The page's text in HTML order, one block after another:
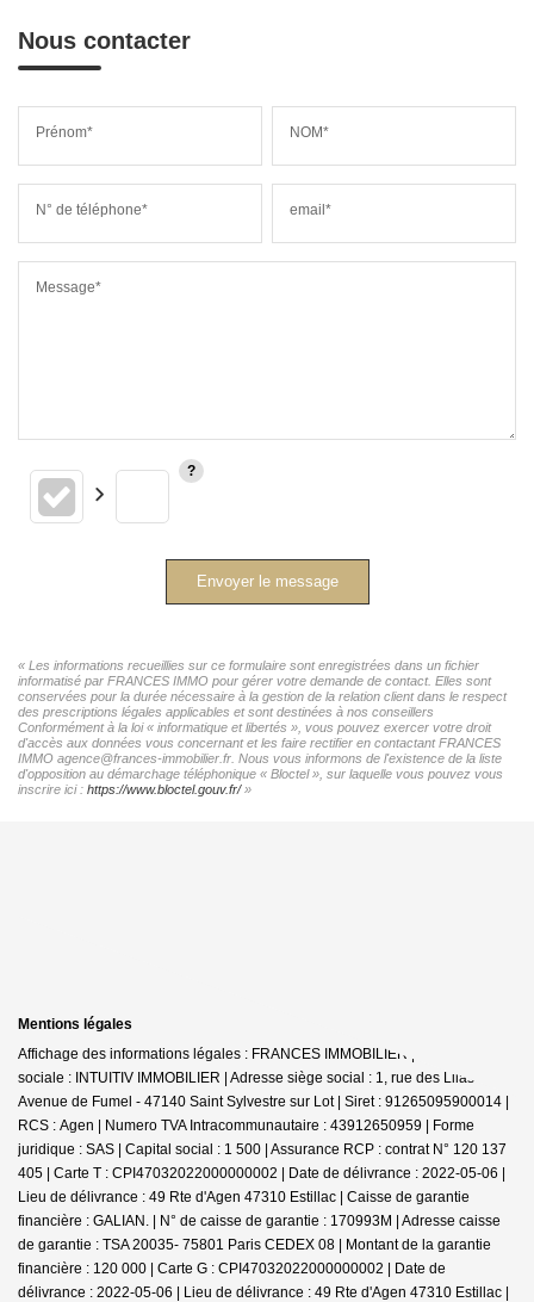
Nous contacter
Prénom* NOM*
N° de téléphone* email*
Message*
Envoyer le message
« Les informations recueillies sur ce formulaire sont enregistrées dans un fichier
informatisé par FRANCES IMMO pour gérer votre demande de contact. Elles sont
conservées pour la durée nécessaire à la gestion de la relation client dans le respect
des prescriptions légales applicables et sont destinées à nos conseillers
Conformément à la loi « informatique et libertés », vous pouvez exercer votre droit
d'accès aux données vous concernant et les faire rectifier en contactant FRANCES
IMMO agence@frances-immobilier.fr. Nous vous informons de l'existence de la liste
d'opposition au démarchage téléphonique « Bloctel », sur laquelle vous pouvez vous
inscrire ici : https://www.bloctel.gouv.fr/»
Mentions légales
Affichage des informations légales : FRANCES IMMOBILIER | Raison
sociale : INTUITIV IMMOBILIER | Adresse siège social : 1, rue des Lilas -
Avenue de Fumel - 47140 Saint Sylvestre sur Lot | Siret : 91265095900014 |
RCS : Agen | Numero TVA Intracommunautaire : 43912650959 | Forme
juridique : SAS | Capital social : 1 500 | Assurance RCP : contrat N° 120 137
405 | Carte T : CPI47032022000000002 | Date de délivrance : 2022-05-06 |
Lieu de délivrance : 49 Rte d'Agen 47310 Estillac | Caisse de garantie
financière : GALIAN. | N° de caisse de garantie : 170993M | Adresse caisse
de garantie : TSA 20035- 75801 Paris CEDEX 08 | Montant de la garantie
financière : 120 000 | Carte G : CPI47032022000000002 | Date de
délivrance : 2022-05-06 | Lieu de délivrance : 49 Rte d'Agen 47310 Estillac |